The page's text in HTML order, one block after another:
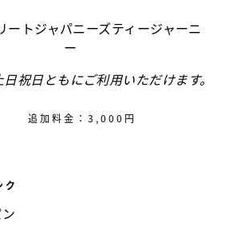
ートジャパニーズティージャーニ
ー
祝日ともにご利用いただけます。
追加料金：3,000円
ク